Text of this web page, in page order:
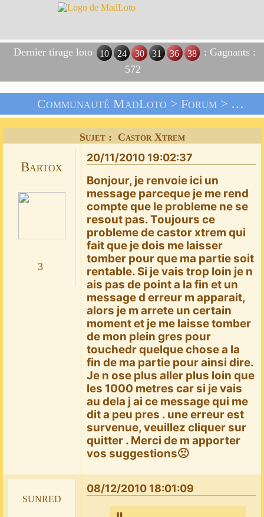
Dernier tirage loto 10 24 30 31 36 38
: Gagnants :
572
Communauté MadLoto > Forum> Les
Sujet : Castor Xtrem
Bartox
3
20/11/2010 19:02:37
Bonjour, je renvoie ici un
message parceque je me rend
compte que le probleme ne se
resout pas. Toujours ce
probleme de castor xtrem qui
fait que je dois me laisser
tomber pour que ma partie soit
rentable. Si je vais trop loin je n
ais pas de point a la fin et un
message d erreur m apparait,
alors je m arrete un certain
moment et je me laisse tomber
de mon plein gres pour
touchedr quelque chose a la
fin de ma partie pour ainsi dire.
Je n ose plus aller plus loin que
les 1000 metres car si je vais
au dela j ai ce message qui me
dit a peu pres . une erreur est
survenue, veuillez cliquer sur
quitter . Merci de m apporter
vos suggestions🙁
sunred
08/12/2010 18:01:09